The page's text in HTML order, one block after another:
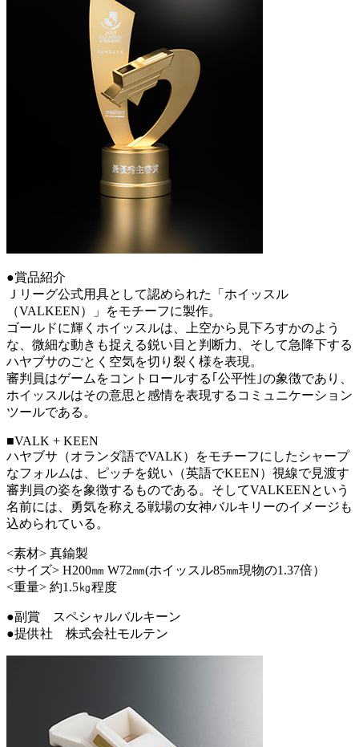
●賞品紹介
Ｊリーグ公式用具として認められた「ホイッスル
（VALKEEN）」をモチーフに製作。
ゴールドに輝くホイッスルは、上空から見下ろすかのよう
な、微細な動きも捉える鋭い目と判断力、そして急降下する
ハヤブサのごとく空気を切り裂く様を表現。
審判員はゲームをコントロールする｢公平性｣の象徴であり、
ホイッスルはその意思と感情を表現するコミュニケーション
ツールである。
■VALK + KEEN
ハヤブサ（オランダ語でVALK）をモチーフにしたシャープ
なフォルムは、ピッチを鋭い（英語でKEEN）視線で見渡す
審判員の姿を象徴するものである。そしてVALKEENという
名前には、勇気を称える戦場の女神バルキリーのイメージも
込められている。
<素材> 真鍮製
<サイズ> H200㎜ W72㎜(ホイッスル85㎜現物の1.37倍）
<重量> 約1.5㎏程度
●副賞 スペシャルバルキーン
●提供社 株式会社モルテン